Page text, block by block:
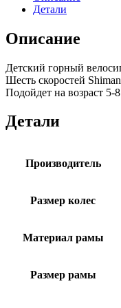
Детали
Описание
Детский горный
Шесть скоростей
Подойдет на возраст 5-
Детали
Производитель
Размер колес
Материал рамы
Размер рамы